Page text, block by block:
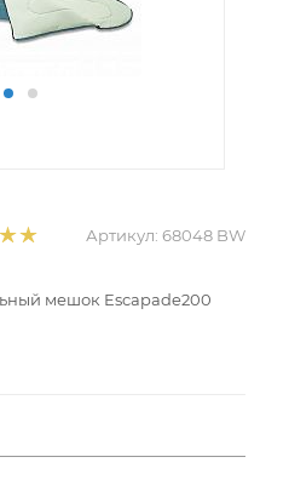
Артикул: 68048 BW
мешок Escapade200